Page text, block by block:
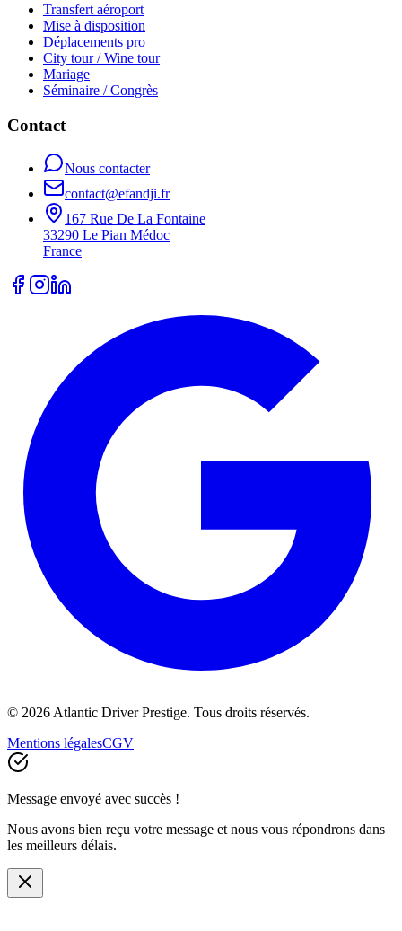
Transfert aéroport
Mise à disposition
Déplacements pro
City tour / Wine tour
Mariage
Séminaire / Congrès
Contact
Nous contacter
contact@efandji.fr
167 Rue De La Fontaine
33290 Le Pian Médoc
France
© 2026 Atlantic Driver Prestige. Tous droits réservés.
Mentions légalesCGV
Message envoyé avec succès !
Nous avons bien reçu votre message et nous vous répondrons dans
les meilleurs délais.